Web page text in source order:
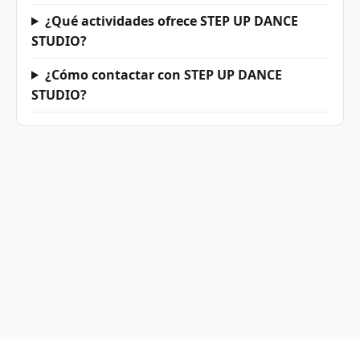
¿Qué actividades ofrece STEP UP DANCE
STUDIO?
¿Cómo contactar con STEP UP DANCE
STUDIO?